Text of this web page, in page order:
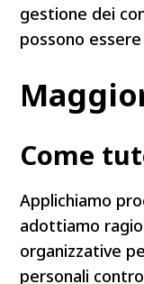
gestione dei
possono
Come
Applichiamo
adottiamo
organizzative
personali